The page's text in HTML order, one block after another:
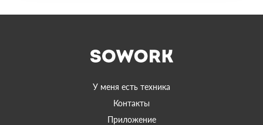
У меня есть техника
Контакты
Приложение